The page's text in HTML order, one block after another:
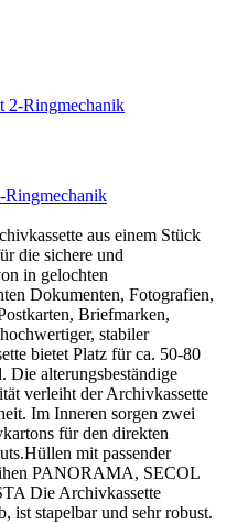
aus einem Stück
die sichere und
in gelochten
Dokumenten, Fotografien,
Briefmarken,
stabiler
bietet Platz für ca. 50-80
Die alterungsbeständige
verleiht der Archivkassette
Im Inneren sorgen zwei
für den direkten
mit passender
PANORAMA, SECOL
Die Archivkassette
ist stapelbar und sehr robust.